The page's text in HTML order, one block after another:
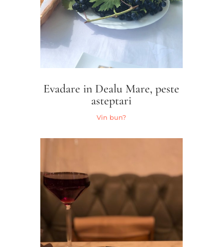
Evadare in Dealu Mare, peste
asteptari
Vin bun?